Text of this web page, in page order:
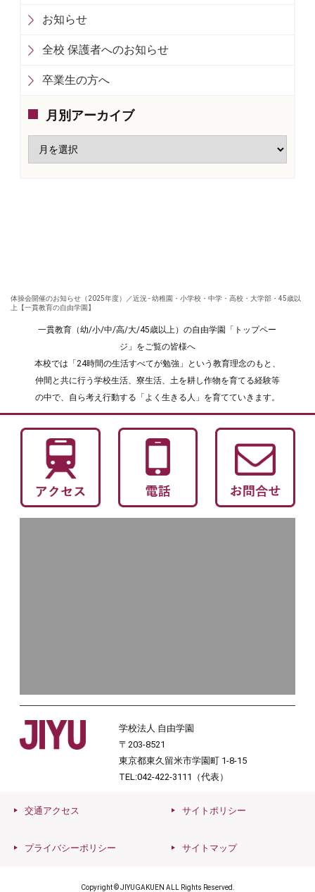
お知らせ
全校 保護者へのお知らせ
卒業生の方へ
月別アーカイブ
体操会開催のお知らせ（2025年度）／近況 - 幼稚園・小学校・中学・高校・大学部・45歳以
上【一貫教育の自由学園】
一貫教育（幼/小/中/高/大/45歳以上）の自由学園「トップペー
ジ」をご覧の皆様へ
本校では「24時間の生活すべてが勉強」という教育理念のもと、
仲間と共に行う学校生活、寮生活、土を耕し作物を育てる経験等
の中で、自ら考え行動する「よく生きる人」を育てていきます。
学校法人 自由学園
〒203-8521
東京都東久留米市学園町 1-8-15
TEL:042-422-3111（代表）
交通アクセス サイトポリシー
プライバシーポリシー サイトマップ
Copyright © JIYUGAKUEN ALL Rights Reserved.